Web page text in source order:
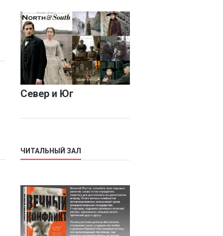
Север и Юг
ЧИТАЛЬНЫЙ ЗАЛ